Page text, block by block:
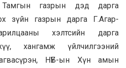
газрын дэд дарга
зүйн газрын дарга Г.Агар-
хэлтсийн дарга
хангамж үйлчилгээний
НҮБ-ын Хүн амын